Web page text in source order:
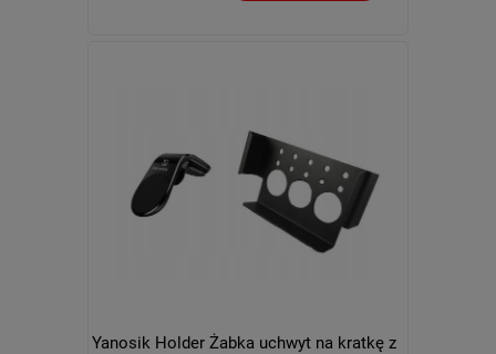
Yanosik Holder Żabka uchwyt na kratkę z